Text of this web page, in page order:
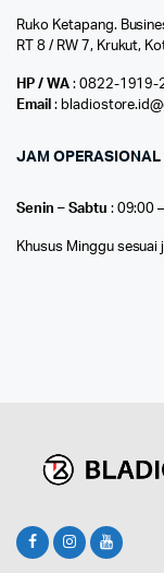
Ruko Ketapang.
RT 8 / RW 7, Krukut,
HP / WA: 0822-1919-
Email :
JAM OPERASIONAL
Senin – Sabtu : 09:00
Khusus Minggu sesuai